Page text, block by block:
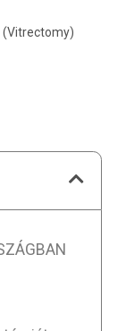
(Vitrectomy)